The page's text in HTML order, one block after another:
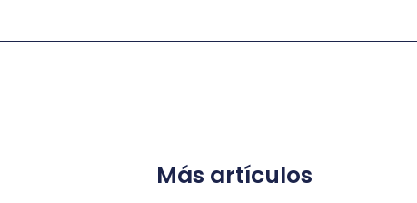
Más artículos